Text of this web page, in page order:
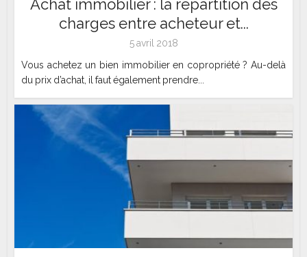
Achat immobilier : la répartition des
charges entre acheteur et...
5 avril 2018
Vous achetez un bien immobilier en copropriété ? Au-delà
du prix d’achat, il faut également prendre...